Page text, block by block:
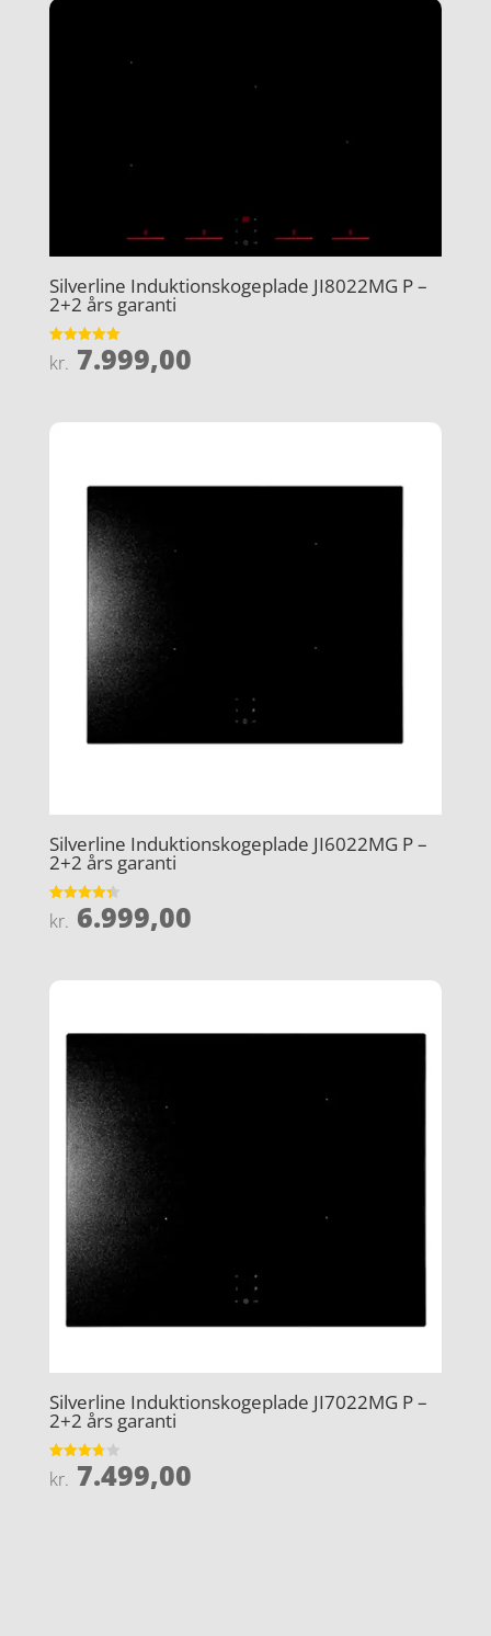
Silverline Induktionskogeplade JI8022MG P –
2+2 års garanti
Vurderet
5
kr. 7.999,00
Silverline Induktionskogeplade JI6022MG P –
2+2 års garanti
Vurderet
4.3
kr. 6.999,00
Silverline Induktionskogeplade JI7022MG P –
2+2 års garanti
Vurderet
3.7
kr. 7.499,00